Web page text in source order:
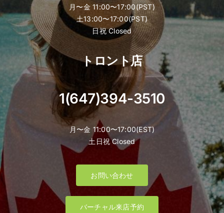
月〜金 11:00〜17:00(PST)
土13:00〜17:00(PST)
日祝 Closed
トロント店
1(647)394-3510
月〜金 11:00〜17:00(EST)
土日祝 Closed
お問い合わせ
バーチャル来店予約